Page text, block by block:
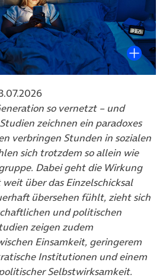
so vernetzt – und
zeichnen ein paradoxes
verbringen Stunden in sozialen
sich trotzdem so allein wie
Dabei geht die Wirkung
über das Einzelschicksal
übersehen fühlt, zieht sich
und politischen
zeigen zudem
Einsamkeit, geringerem
Institutionen und einem
Selbstwirksamkeit.